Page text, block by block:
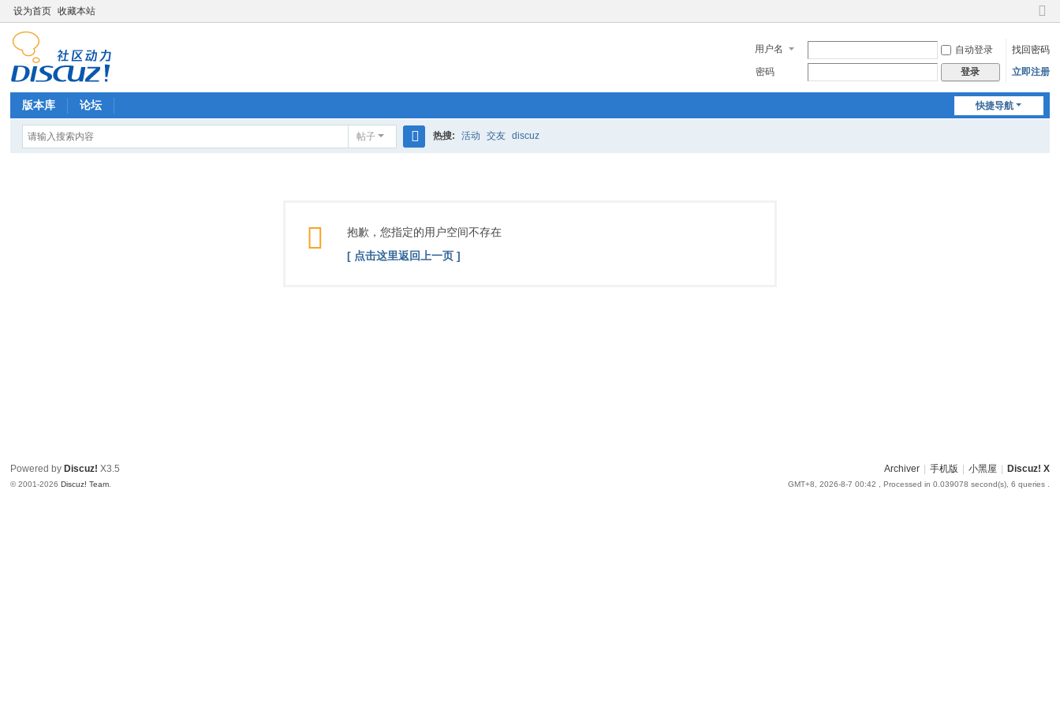
设为首页 收藏本站
切
到
窄
用户名 自动登录
找回密码
密码
登录 立即注册
快捷导航
版本库 论坛
帖子 热搜: 活动 交友 discuz
抱歉，您指定的用户空间不存在
[ 点击这里返回上一页 ]
Archiver 手机版 小黑屋 Discuz! X
GMT+8, 2026-8-7 00:42 , Processed in 0.039078 second(s), 6 queries .
Powered by Discuz! X3.5
© 2001-2026Discuz! Team